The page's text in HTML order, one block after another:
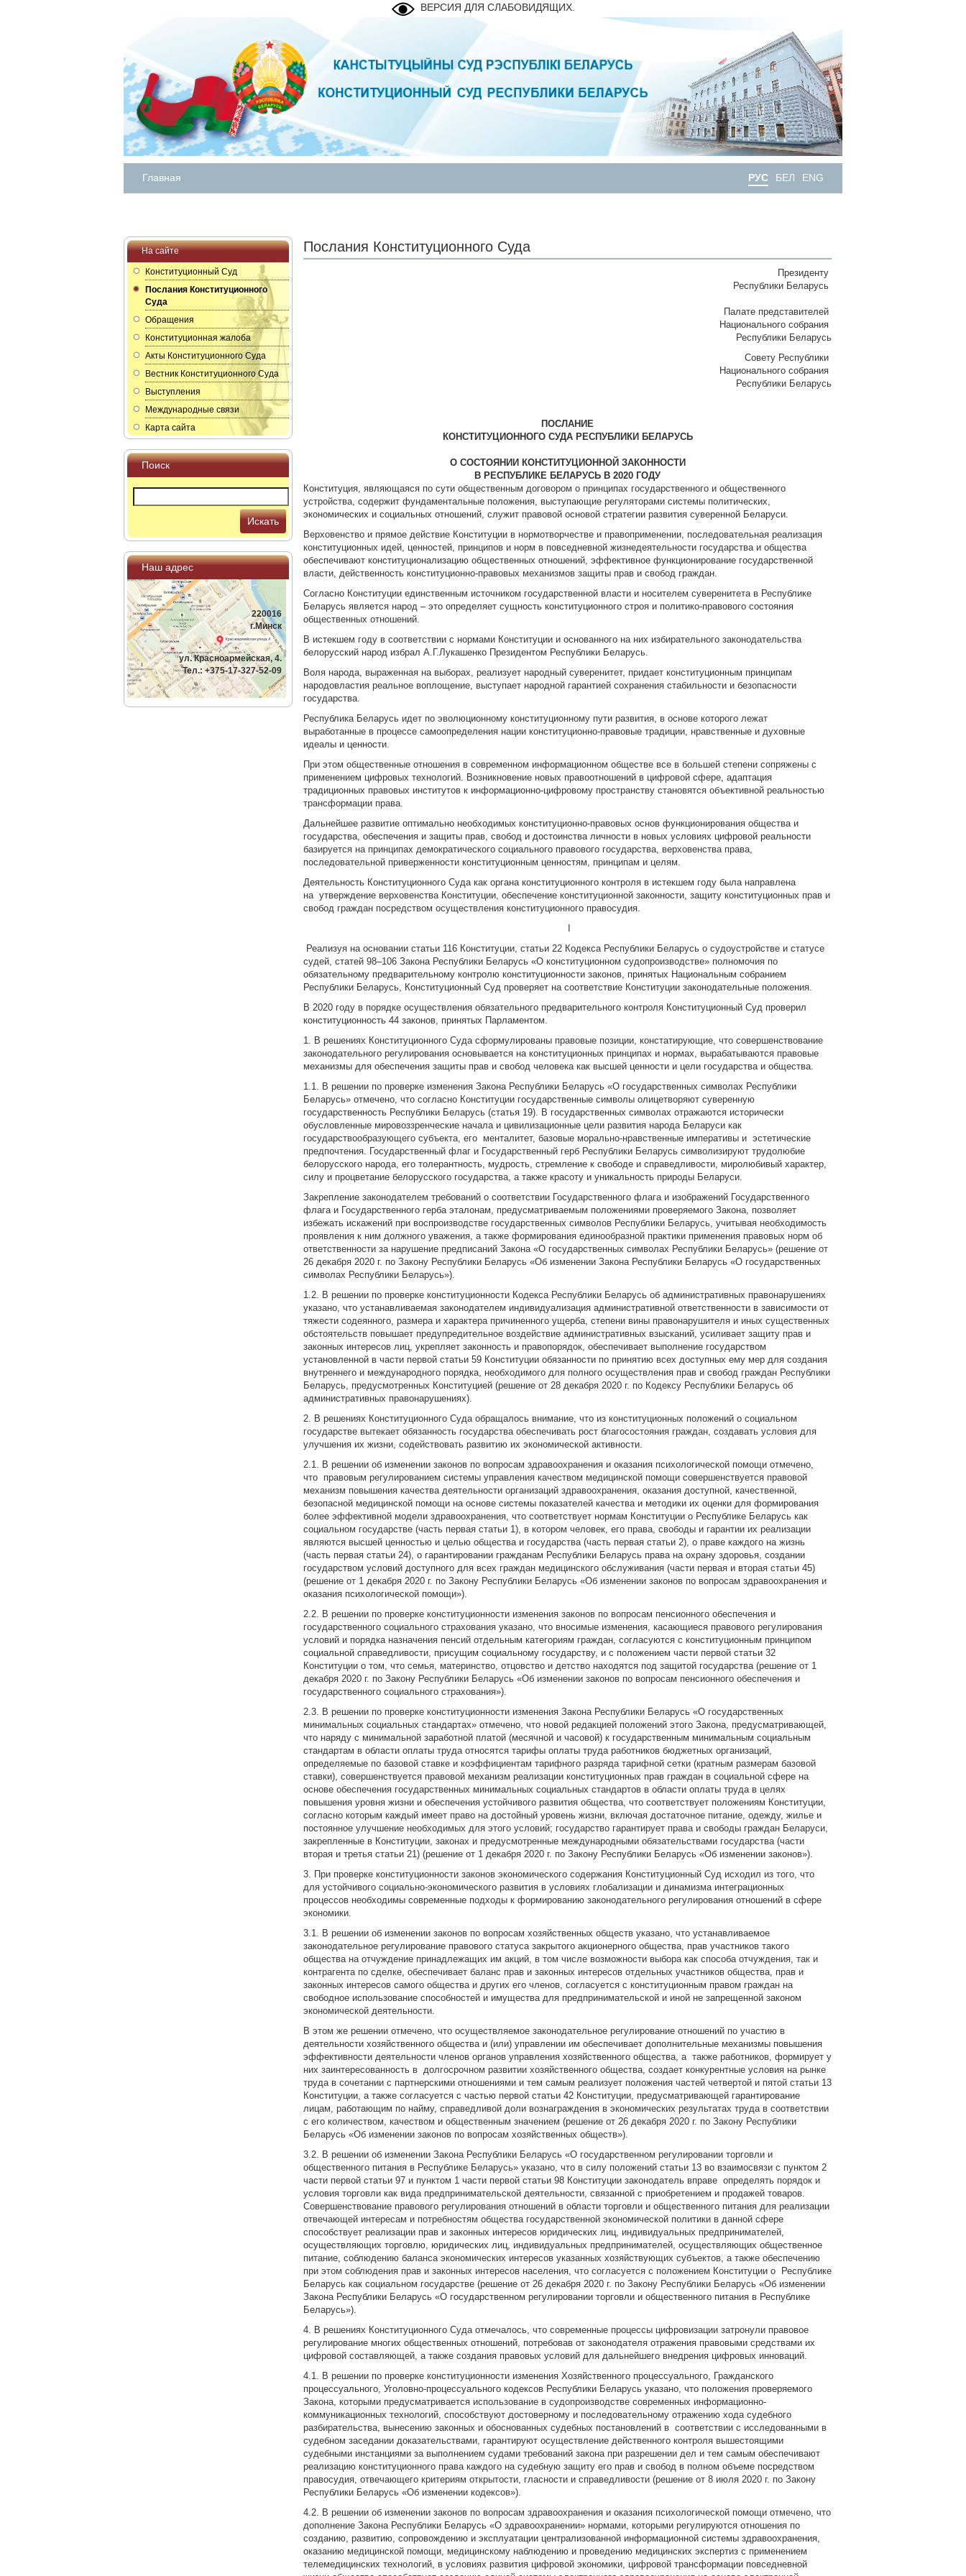
ВЕРСИЯ ДЛЯ СЛАБОВИДЯЩИХ.
Главная РУС БЕЛ ENG
На сайте
Конституционный Суд
Послания Конституционного
Суда
Обращения
Конституционная жалоба
Акты Конституционного Суда
Вестник Конституционного Суда
Выступления
Международные связи
Карта сайта
Поиск
Искать
Наш адрес
220016
г.Минск
ул. Красноармейская, 4.
Тел.: +375-17-327-52-09
Послания Конституционного Суда
Президенту
Республики Беларусь
Палате представителей
Национального собрания
Республики Беларусь
Совету Республики
Национального собрания
Республики Беларусь
ПОСЛАНИЕ
КОНСТИТУЦИОННОГО СУДА РЕСПУБЛИКИ БЕЛАРУСЬ
О СОСТОЯНИИ КОНСТИТУЦИОННОЙ ЗАКОННОСТИ
В РЕСПУБЛИКЕ БЕЛАРУСЬ В 2020 ГОДУ
Конституция, являющаяся по сути общественным договором о принципах государственного и общественного
устройства, содержит фундаментальные положения, выступающие регуляторами системы политических,
экономических и социальных отношений, служит правовой основой стратегии развития суверенной Беларуси.
Верховенство и прямое действие Конституции в нормотворчестве и правоприменении, последовательная реализация
конституционных идей, ценностей, принципов и норм в повседневной жизнедеятельности государства и общества
обеспечивают конституционализацию общественных отношений, эффективное функционирование государственной
власти, действенность конституционно-правовых механизмов защиты прав и свобод граждан.
Согласно Конституции единственным источником государственной власти и носителем суверенитета в Республике
Беларусь является народ – это определяет сущность конституционного строя и политико-правового состояния
общественных отношений.
В истекшем году в соответствии с нормами Конституции и основанного на них избирательного законодательства
белорусский народ избрал А.Г.Лукашенко Президентом Республики Беларусь.
Воля народа, выраженная на выборах, реализует народный суверенитет, придает конституционным принципам
народовластия реальное воплощение, выступает народной гарантией сохранения стабильности и безопасности
государства.
Республика Беларусь идет по эволюционному конституционному пути развития, в основе которого лежат
выработанные в процессе самоопределения нации конституционно-правовые традиции, нравственные и духовные
идеалы и ценности.
При этом общественные отношения в современном информационном обществе все в большей степени сопряжены с
применением цифровых технологий. Возникновение новых правоотношений в цифровой сфере, адаптация
традиционных правовых институтов к информационно-цифровому пространству становятся объективной реальностью
трансформации права.
Дальнейшее развитие оптимально необходимых конституционно-правовых основ функционирования общества и
государства, обеспечения и защиты прав, свобод и достоинства личности в новых условиях цифровой реальности
базируется на принципах демократического социального правового государства, верховенства права,
последовательной приверженности конституционным ценностям, принципам и целям.
Деятельность Конституционного Суда как органа конституционного контроля в истекшем году была направлена
на утверждение верховенства Конституции, обеспечение конституционной законности, защиту конституционных прав и
свобод граждан посредством осуществления конституционного правосудия.
Реализуя на основании статьи 116 Конституции, статьи 22 Кодекса Республики Беларусь о судоустройстве и статусе
судей, статей 98–106 Закона Республики Беларусь «О конституционном судопроизводстве» полномочия по
обязательному предварительному контролю конституционности законов, принятых Национальным собранием
Республики Беларусь, Конституционный Суд проверяет на соответствие Конституции законодательные положения.
В 2020 году в порядке осуществления обязательного предварительного контроля Конституционный Суд проверил
конституционность 44 законов, принятых Парламентом.
1. В решениях Конституционного Суда сформулированы правовые позиции, констатирующие, что совершенствование
законодательного регулирования основывается на конституционных принципах и нормах, вырабатываются правовые
механизмы для обеспечения защиты прав и свобод человека как высшей ценности и цели государства и общества.
1.1. В решении по проверке изменения Закона Республики Беларусь «О государственных символах Республики
Беларусь» отмечено, что согласно Конституции государственные символы олицетворяют суверенную
государственность Республики Беларусь (статья 19). В государственных символах отражаются исторически
обусловленные мировоззренческие начала и цивилизационные цели развития народа Беларуси как
государствообразующего субъекта, его менталитет, базовые морально-нравственные императивы и эстетические
предпочтения. Государственный флаг и Государственный герб Республики Беларусь символизируют трудолюбие
белорусского народа, его толерантность, мудрость, стремление к свободе и справедливости, миролюбивый характер,
силу и процветание белорусского государства, а также красоту и уникальность природы Беларуси.
Закрепление законодателем требований о соответствии Государственного флага и изображений Государственного
флага и Государственного герба эталонам, предусматриваемым положениями проверяемого Закона, позволяет
избежать искажений при воспроизводстве государственных символов Республики Беларусь, учитывая необходимость
проявления к ним должного уважения, а также формирования единообразной практики применения правовых норм об
ответственности за нарушение предписаний Закона «О государственных символах Республики Беларусь» (решение от
26 декабря 2020 г. по Закону Республики Беларусь «Об изменении Закона Республики Беларусь «О государственных
символах Республики Беларусь»).
1.2. В решении по проверке конституционности Кодекса Республики Беларусь об административных правонарушениях
указано, что устанавливаемая законодателем индивидуализация административной ответственности в зависимости от
тяжести содеянного, размера и характера причиненного ущерба, степени вины правонарушителя и иных существенных
обстоятельств повышает предупредительное воздействие административных взысканий, усиливает защиту прав и
законных интересов лиц, укрепляет законность и правопорядок, обеспечивает выполнение государством
установленной в части первой статьи 59 Конституции обязанности по принятию всех доступных ему мер для создания
внутреннего и международного порядка, необходимого для полного осуществления прав и свобод граждан Республики
Беларусь, предусмотренных Конституцией (решение от 28 декабря 2020 г. по Кодексу Республики Беларусь об
административных правонарушениях).
2. В решениях Конституционного Суда обращалось внимание, что из конституционных положений о социальном
государстве вытекает обязанность государства обеспечивать рост благосостояния граждан, создавать условия для
улучшения их жизни, содействовать развитию их экономической активности.
2.1. В решении об изменении законов по вопросам здравоохранения и оказания психологической помощи отмечено,
что правовым регулированием системы управления качеством медицинской помощи совершенствуется правовой
механизм повышения качества деятельности организаций здравоохранения, оказания доступной, качественной,
безопасной медицинской помощи на основе системы показателей качества и методики их оценки для формирования
более эффективной модели здравоохранения, что соответствует нормам Конституции о Республике Беларусь как
социальном государстве (часть первая статьи 1), в котором человек, его права, свободы и гарантии их реализации
являются высшей ценностью и целью общества и государства (часть первая статьи 2), о праве каждого на жизнь
(часть первая статьи 24), о гарантировании гражданам Республики Беларусь права на охрану здоровья, создании
государством условий доступного для всех граждан медицинского обслуживания (части первая и вторая статьи 45)
(решение от 1 декабря 2020 г. по Закону Республики Беларусь «Об изменении законов по вопросам здравоохранения и
оказания психологической помощи»).
2.2. В решении по проверке конституционности изменения законов по вопросам пенсионного обеспечения и
государственного социального страхования указано, что вносимые изменения, касающиеся правового регулирования
условий и порядка назначения пенсий отдельным категориям граждан, согласуются с конституционным принципом
социальной справедливости, присущим социальному государству, и с положением части первой статьи 32
Конституции о том, что семья, материнство, отцовство и детство находятся под защитой государства (решение от 1
декабря 2020 г. по Закону Республики Беларусь «Об изменении законов по вопросам пенсионного обеспечения и
государственного социального страхования»).
2.3. В решении по проверке конституционности изменения Закона Республики Беларусь «О государственных
минимальных социальных стандартах» отмечено, что новой редакцией положений этого Закона, предусматривающей,
что наряду с минимальной заработной платой (месячной и часовой) к государственным минимальным социальным
стандартам в области оплаты труда относятся тарифы оплаты труда работников бюджетных организаций,
определяемые по базовой ставке и коэффициентам тарифного разряда тарифной сетки (кратным размерам базовой
ставки), совершенствуется правовой механизм реализации конституционных прав граждан в социальной сфере на
основе обеспечения государственных минимальных социальных стандартов в области оплаты труда в целях
повышения уровня жизни и обеспечения устойчивого развития общества, что соответствует положениям Конституции,
согласно которым каждый имеет право на достойный уровень жизни, включая достаточное питание, одежду, жилье и
постоянное улучшение необходимых для этого условий; государство гарантирует права и свободы граждан Беларуси,
закрепленные в Конституции, законах и предусмотренные международными обязательствами государства (части
вторая и третья статьи 21) (решение от 1 декабря 2020 г. по Закону Республики Беларусь «Об изменении законов»).
3. При проверке конституционности законов экономического содержания Конституционный Суд исходил из того, что
для устойчивого социально-экономического развития в условиях глобализации и динамизма интеграционных
процессов необходимы современные подходы к формированию законодательного регулирования отношений в сфере
экономики.
3.1. В решении об изменении законов по вопросам хозяйственных обществ указано, что устанавливаемое
законодательное регулирование правового статуса закрытого акционерного общества, прав участников такого
общества на отчуждение принадлежащих им акций, в том числе возможности выбора как способа отчуждения, так и
контрагента по сделке, обеспечивает баланс прав и законных интересов отдельных участников общества, прав и
законных интересов самого общества и других его членов, согласуется с конституционным правом граждан на
свободное использование способностей и имущества для предпринимательской и иной не запрещенной законом
экономической деятельности.
В этом же решении отмечено, что осуществляемое законодательное регулирование отношений по участию в
деятельности хозяйственного общества и (или) управлении им обеспечивает дополнительные механизмы повышения
эффективности деятельности членов органов управления хозяйственного общества, а также работников, формирует у
них заинтересованность в долгосрочном развитии хозяйственного общества, создает конкурентные условия на рынке
труда в сочетании с партнерскими отношениями и тем самым реализует положения частей четвертой и пятой статьи 13
Конституции, а также согласуется с частью первой статьи 42 Конституции, предусматривающей гарантирование
лицам, работающим по найму, справедливой доли вознаграждения в экономических результатах труда в соответствии
с его количеством, качеством и общественным значением (решение от 26 декабря 2020 г. по Закону Республики
Беларусь «Об изменении законов по вопросам хозяйственных обществ»).
3.2. В решении об изменении Закона Республики Беларусь «О государственном регулировании торговли и
общественного питания в Республике Беларусь» указано, что в силу положений статьи 13 во взаимосвязи с пунктом 2
части первой статьи 97 и пунктом 1 части первой статьи 98 Конституции законодатель вправе определять порядок и
условия торговли как вида предпринимательской деятельности, связанной с приобретением и продажей товаров.
Совершенствование правового регулирования отношений в области торговли и общественного питания для реализации
отвечающей интересам и потребностям общества государственной экономической политики в данной сфере
способствует реализации прав и законных интересов юридических лиц, индивидуальных предпринимателей,
осуществляющих торговлю, юридических лиц, индивидуальных предпринимателей, осуществляющих общественное
питание, соблюдению баланса экономических интересов указанных хозяйствующих субъектов, а также обеспечению
при этом соблюдения прав и законных интересов населения, что согласуется с положением Конституции о Республике
Беларусь как социальном государстве (решение от 26 декабря 2020 г. по Закону Республики Беларусь «Об изменении
Закона Республики Беларусь «О государственном регулировании торговли и общественного питания в Республике
Беларусь»).
4. В решениях Конституционного Суда отмечалось, что современные процессы цифровизации затронули правовое
регулирование многих общественных отношений, потребовав от законодателя отражения правовыми средствами их
цифровой составляющей, а также создания правовых условий для дальнейшего внедрения цифровых инноваций.
4.1. В решении по проверке конституционности изменения Хозяйственного процессуального, Гражданского
процессуального, Уголовно-процессуального кодексов Республики Беларусь указано, что положения проверяемого
Закона, которыми предусматривается использование в судопроизводстве современных информационно-
коммуникационных технологий, способствуют достоверному и последовательному отражению хода судебного
разбирательства, вынесению законных и обоснованных судебных постановлений в соответствии с исследованными в
судебном заседании доказательствами, гарантируют осуществление действенного контроля вышестоящими
судебными инстанциями за выполнением судами требований закона при разрешении дел и тем самым обеспечивают
реализацию конституционного права каждого на судебную защиту его прав и свобод в полном объеме посредством
правосудия, отвечающего критериям открытости, гласности и справедливости (решение от 8 июля 2020 г. по Закону
Республики Беларусь «Об изменении кодексов»).
4.2. В решении об изменении законов по вопросам здравоохранения и оказания психологической помощи отмечено, что
дополнение Закона Республики Беларусь «О здравоохранении» нормами, которыми регулируются отношения по
созданию, развитию, сопровождению и эксплуатации централизованной информационной системы здравоохранения,
оказанию медицинской помощи, медицинскому наблюдению и проведению медицинских экспертиз с применением
телемедицинских технологий, в условиях развития цифровой экономики, цифровой трансформации повседневной